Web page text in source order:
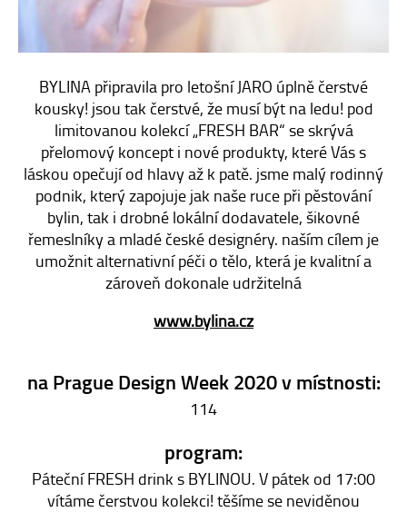
BYLINA připravila pro letošní JARO úplně čerstvé
kousky! jsou tak čerstvé, že musí být na ledu! pod
limitovanou kolekcí „FRESH BAR“ se skrývá
přelomový koncept i nové produkty, které Vás s
láskou opečují od hlavy až k patě. jsme malý rodinný
podnik, který zapojuje jak naše ruce při pěstování
bylin, tak i drobné lokální dodavatele, šikovné
řemeslníky a mladé české designéry. naším cílem je
umožnit alternativní péči o tělo, která je kvalitní a
zároveň dokonale udržitelná
www.bylina.cz
na Prague Design Week 2020 v místnosti:
114
program:
Páteční FRESH drink s BYLINOU. V pátek od 17:00
vítáme čerstvou kolekci! těšíme se neviděnou